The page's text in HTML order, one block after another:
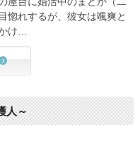
惚れするが、彼女は颯爽と
け…
人～